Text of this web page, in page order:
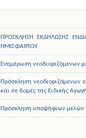
ΠΡΟΣΚΛΗΣΗ ΕΚΔΗΛΩΣΗΣ
ΗΜΙΣΦΑΙΡΙΟΥ
Ενημέρωση νεοδιοριζόμενων
Πρόσκληση
και σε δομές της Ειδικής
Πρόσκληση υποψήφιων μελών